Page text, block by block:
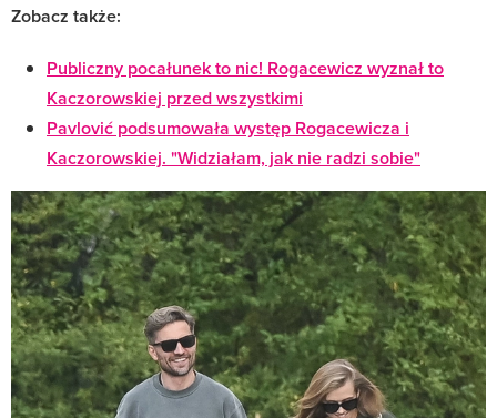
Zobacz także:
Publiczny pocałunek to nic! Rogacewicz wyznał to
Kaczorowskiej przed wszystkimi
Pavlović podsumowała występ Rogacewicza i
Kaczorowskiej. "Widziałam, jak nie radzi sobie"